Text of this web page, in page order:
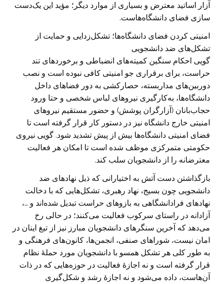
آزار اساتید معترض و بسیاری از موارد دیگر؛ مؤید این یک‌دست
سازی فضای دانشگاه‌هاست.
امنیتی کردن فضای دانشگاه‌ها؛ تشکل‌زدایی و حمایت از
تشکل‌های ضد دانشجویی
گویی احکام سنگین کمیته‌های انضباطی و برخوردهای تند
حراست، برای برقراری جو امنیتی کافی نبوده است و نصب
دوربین‌های مداربسته، حصارکشی به دور فضاهای داخل
دانشگاه‌ها، به‌کارگیری نیروهای لباس شخصی و حتا ورود
حجاب‌بانان (آزارگران پوشش) و حضور مستقیم نیروهای
امنیتی خارج دانشگاه نیز در دستور کار قرار گرفته است تا
فضای امنیتی دانشگاه‌ها بیش از پیش تشدید شود. گویی نیروی
حکومتی متمرکزی موظف شده است تا امکان هر فعالیت
معترضانه را از دانشجویان سلب کند.
بازگذاشتن دست آتش به اختیارانی که ذیل نهادهای ضد
دانشجویی چون بسیج، نهاد رهبری، تشکل‌هایی که با دخالت
نهادهای فرادانشگاهی به بازوهای حراست تبدیل شده‌اند و …،
آزادانه در راستای سرکوب فعالیت می‌کنند؛ در حالی رخ
می‌دهد که آخرین سنگرهای دانشجویان مبارز نیز از تیغ اینان در
امان نیست، شوراهای صنفی، انجمن‌ها، کانون‌های فرهنگی و
به طور کلی هر تشکل همسو با دانشجویان مورد حملۀ نظام
قرار گرفته است و نه اجازۀ فعالیت در حوزه‌هایی که در ذات
آن‌هاست، داده می‌شود و نه اجازۀ رشد و شکل‌گیری